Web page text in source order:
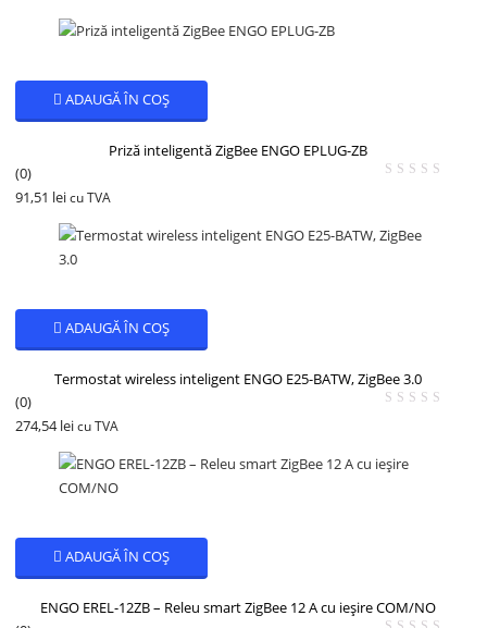
ADAUGĂ ÎN COȘ
Priză inteligentă ZigBee ENGO EPLUG-ZB
(0)
91,51 lei cu TVA
ADAUGĂ ÎN COȘ
Termostat wireless inteligent ENGO E25-BATW, ZigBee 3.0
(0)
274,54lei cu TVA
ADAUGĂ ÎN COȘ
ENGO EREL-12ZB – Releu smart ZigBee 12 A cu ieșire COM/NO